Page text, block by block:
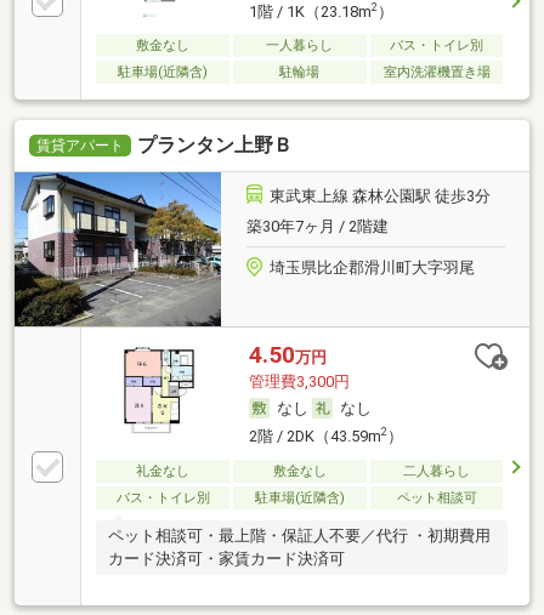
1階 / 1K（23.18m2）
敷金なし 一人暮らし
バス・トイレ別
駐車場(近隣含)
駐輪場 室内洗濯機置き場
賃貸アパート プランタン上野Ｂ
東武東上線 森林公園駅 徒歩3分
築30年7ヶ月 / 2階建
埼玉県比企郡滑川町大字羽尾
4.50万円
管理費3,300円
なし
なし
2階 / 2DK（43.59m2）
礼金なし 敷金なし
二人暮らし
バス・トイレ別
駐車場(近隣含) ペット相談可
ペット相談可・最上階・保証人不要／代行 ・初期費用
カード決済可・家賃カード決済可